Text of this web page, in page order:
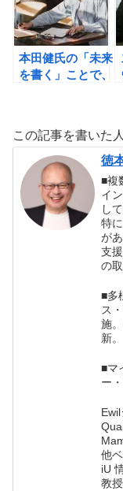
本田健氏の「未来
を書く」ことで、
この記事を書いた人
徳
■複
イ
し
特
が
支
の
■多
ス
施
新。
■マ
ー
他
iU
教